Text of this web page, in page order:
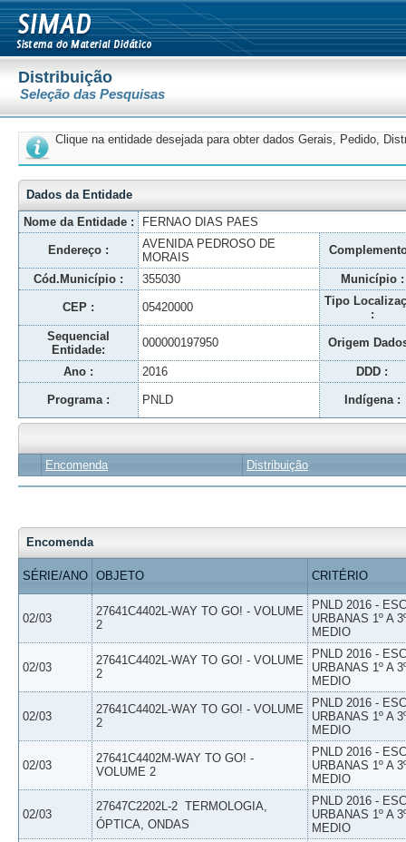
Distribuição
Seleção das Pesquisas
Clique na entidade desejada para obter dados Gerais, Pedido,
Dados da Entidade
Nome da Entidade :
FERNAO DIAS PAES
Endereço :
AVENIDA PEDROSO DE
MORAIS
Cód.Município : 355030 Município :
CEP : 05420000
Tipo
:
Sequencial
Entidade:
000000197950 Origem
Ano : 2016 DDD :
Programa : PNLD Indígena :
Encomenda Distribuição
Encomenda
SÉRIE/ANO OBJETO CRITÉRIO
02/03
27641C4402L-WAY TO GO! - VOLUME
2
PNLD 2016 -
URBANAS 1º A
MEDIO
02/03
27641C4402L-WAY TO GO! - VOLUME
2
PNLD 2016 -
URBANAS 1º A
MEDIO
02/03
27641C4402L-WAY TO GO! - VOLUME
2
PNLD 2016 -
URBANAS 1º A
MEDIO
02/03
27641C4402M-WAY TO GO! -
VOLUME 2
PNLD 2016 -
URBANAS 1º A
MEDIO
02/03
27647C2202L-2  TERMOLOGIA,
ÓPTICA, ONDAS
PNLD 2016 -
URBANAS 1º A
MEDIO